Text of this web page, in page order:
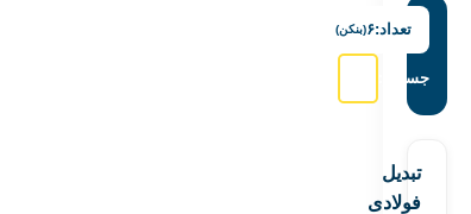
تعداد:۶(بنکن)
جستجو:
تبدیل
فولادی